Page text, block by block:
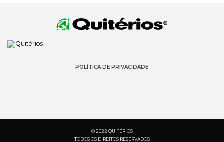
POLÍTICA DE PRIVACIDADE
© 2022 QUITÉRIOS
TODOS OS DIREITOS RESERVADOS